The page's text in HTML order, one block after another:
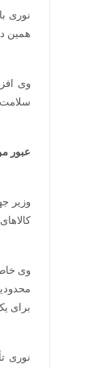
نوری
همین
وی
سلامت
عبور
وزیر
وی
برای
نوری